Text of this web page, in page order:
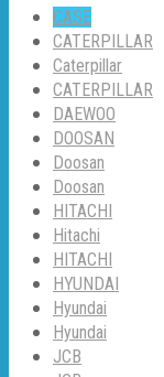
CASE
CATERPILLAR
Caterpillar
CATERPILLAR
DAEWOO
DOOSAN
Doosan
Doosan
HITACHI
Hitachi
HITACHI
HYUNDAI
Hyundai
Hyundai
JCB